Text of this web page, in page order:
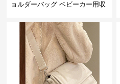
ョルダーバッグ ベビーカー用収